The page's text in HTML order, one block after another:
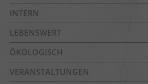
INTERN
LEBENSWERT
ÖKOLOGISCH
VERANSTALTUNGEN